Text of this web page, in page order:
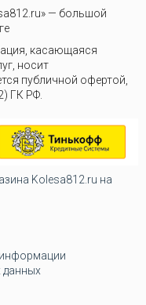
— большой
касающаяся
носит
публичной офертой,
ГК РФ.
данных